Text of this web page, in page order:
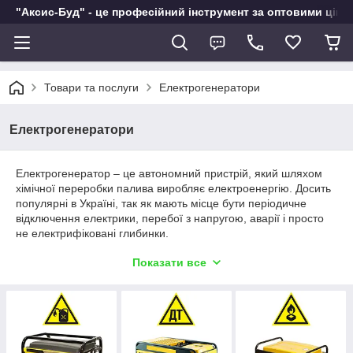
"Аксис-Буд" - це професійний інструмент за оптовими
Товари та послуги Електрогенератори
Електрогенератори
Електрогенератор – це автономний пристрій, який шляхом
хімічної переробки палива виробляє електроенергію. Досить
популярні в Україні, так як мають місце бути періодичне
відключення електрики, перебої з напругою, аварії і просто
не електрифіковані глибинки.
Який електрогенератор купити?
цінами, характеристиками і видами пального. Розглянемо
основні аспекти, що б купити дійсно потрібний і незамінний в
господарстві агрегат.
Продуктивність
. В першу чергу, необхідно вирішити, куди і
Показати все